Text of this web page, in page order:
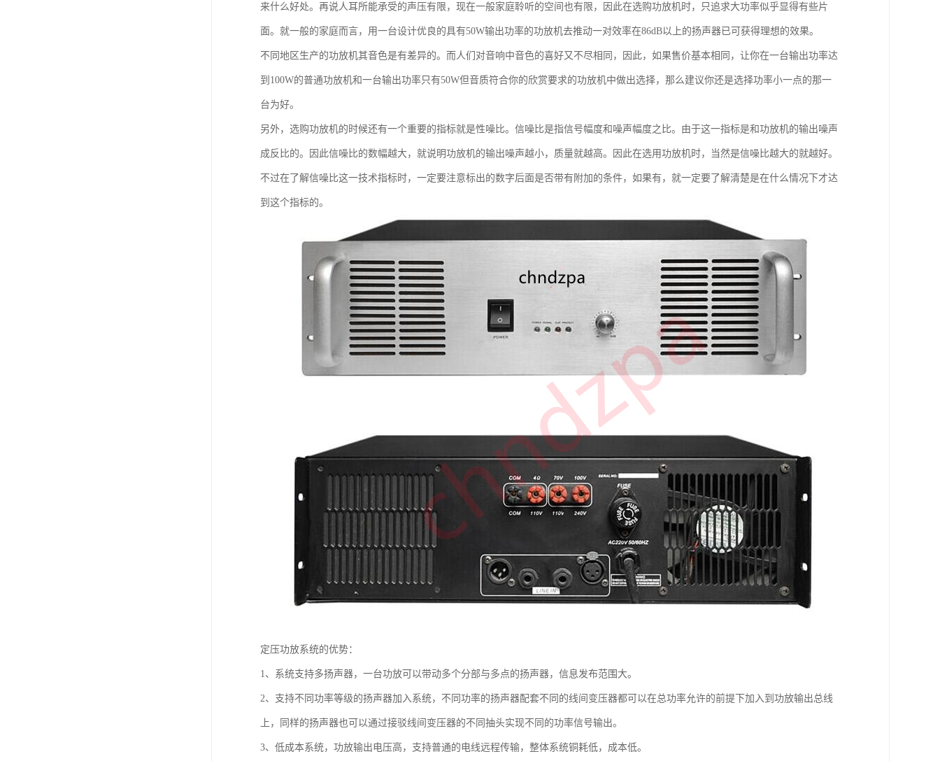
来什么好处。再说人耳所能承受的声压有限，现在一般家庭聆听的空间也有限，因此在选购功放机时，只追求大功率似乎显得有些片
面。就一般的家庭而言，用一台设计优良的具有50W输出功率的功放机去推动一对效率在86dB以上的扬声器已可获得理想的效果。
不同地区生产的功放机其音色是有差异的。而人们对音响中音色的喜好又不尽相同，因此，如果售价基本相同，让你在一台输出功率达
到100W的普通功放机和一台输出功率只有50W但音质符合你的欣赏要求的功放机中做出选择，那么建议你还是选择功率小一点的那一
台为好。
另外，选购功放机的时候还有一个重要的指标就是性噪比。信噪比是指信号幅度和噪声幅度之比。由于这一指标是和功放机的输出噪声
成反比的。因此信噪比的数幅越大，就说明功放机的输出噪声越小，质量就越高。因此在选用功放机时，当然是信噪比越大的就越好。
不过在了解信噪比这一技术指标时，一定要注意标出的数字后面是否带有附加的条件，如果有，就一定要了解清楚是在什么情况下才达
到这个指标的。
定压功放系统的优势：
1、系统支持多扬声器，一台功放可以带动多个分部与多点的扬声器，信息发布范围大。
2、支持不同功率等级的扬声器加入系统，不同功率的扬声器配套不同的线间变压器都可以在总功率允许的前提下加入到功放输出总线
上，同样的扬声器也可以通过接驳线间变压器的不同抽头实现不同的功率信号输出。
3、低成本系统，功放输出电压高，支持普通的电线远程传输，整体系统铜耗低，成本低。